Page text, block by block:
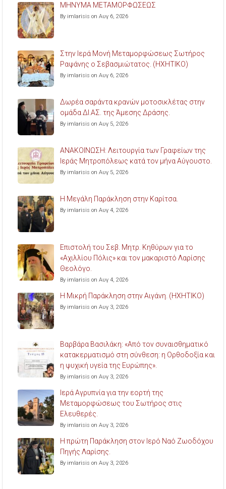
ΜΗΝΥΜΑ ΜΕΤΑΜΟΡΦΩΣΕΩΣ
By imlarisis on Αυγ 6, 2026
Στην Ιερά Μονή Μεταμορφώσεως Σωτήρος
Ραψάνης ο Σεβασμιώτατος. (ΗΧΗΤΙΚΟ)
By imlarisis on Αυγ 6, 2026
Δωρέα σαράντα κρανών μοτοσικλέτας στην
ομάδα ΔΙ.ΑΣ. της Άμεσης Δράσης.
By imlarisis on Αυγ 5, 2026
ΑΝΑΚΟΙΝΩΣΗ: Λειτουργία των Γραφείων της
Ιεράς Μητροπόλεως κατά τον μήνα Αύγουστο.
By imlarisis on Αυγ 5, 2026
Η Μεγάλη Παράκληση στην Καρίτσα.
By imlarisis on Αυγ 4, 2026
Επιστολή του Σεβ. Μητρ. Κηθύρων για το
«Αχιλλίου Πόλις» και τον μακαριστό Λαρίσης
Θεολόγο.
By imlarisis on Αυγ 4, 2026
Η Μικρή Παράκληση στην Αιγάνη. (ΗΧΗΤΙΚΟ)
By imlarisis on Αυγ 3, 2026
Βαρβάρα Βασιλάκη: «Από τον συναισθηματικό
κατακερματισμό στη σύνθεση: η Ορθοδοξία και
η ψυχική υγεία της Ευρώπης».
By imlarisis on Αυγ 3, 2026
Ιερά Αγρυπνία για την εορτή της
Μεταμορφώσεως του Σωτήρος στις
Ελευθερές.
By imlarisis on Αυγ 3, 2026
Η πρώτη Παράκληση στον Ιερό Ναό Ζωοδόχου
Πηγής Λαρίσης.
By imlarisis on Αυγ 3, 2026